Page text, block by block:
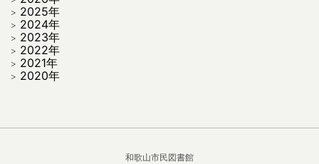
2025年
2024年
2023年
2022年
2021年
2020年
和歌山市民図書館